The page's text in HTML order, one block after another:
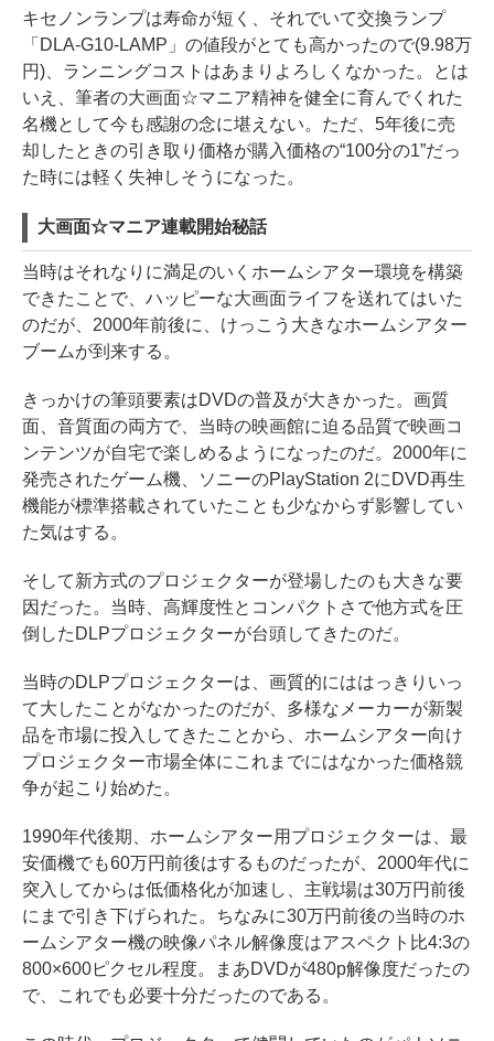
キセノンランプは寿命が短く、それでいて交換ランプ
「DLA-G10-LAMP」の値段がとても高かったので(9.98万
円)、ランニングコストはあまりよろしくなかった。とは
いえ、筆者の大画面☆マニア精神を健全に育んでくれた
名機として今も感謝の念に堪えない。ただ、5年後に売
却したときの引き取り価格が購入価格の“100分の1”だっ
た時には軽く失神しそうになった。
大画面☆マニア連載開始秘話
当時はそれなりに満足のいくホームシアター環境を構築
できたことで、ハッピーな大画面ライフを送れてはいた
のだが、2000年前後に、けっこう大きなホームシアター
ブームが到来する。
きっかけの筆頭要素はDVDの普及が大きかった。画質
面、音質面の両方で、当時の映画館に迫る品質で映画コ
ンテンツが自宅で楽しめるようになったのだ。2000年に
発売されたゲーム機、ソニーのPlayStation 2にDVD再生
機能が標準搭載されていたことも少なからず影響してい
た気はする。
そして新方式のプロジェクターが登場したのも大きな要
因だった。当時、高輝度性とコンパクトさで他方式を圧
倒したDLPプロジェクターが台頭してきたのだ。
当時のDLPプロジェクターは、画質的にははっきりいっ
て大したことがなかったのだが、多様なメーカーが新製
品を市場に投入してきたことから、ホームシアター向け
プロジェクター市場全体にこれまでにはなかった価格競
争が起こり始めた。
1990年代後期、ホームシアター用プロジェクターは、最
安価機でも60万円前後はするものだったが、2000年代に
突入してからは低価格化が加速し、主戦場は30万円前後
にまで引き下げられた。ちなみに30万円前後の当時のホ
ームシアター機の映像パネル解像度はアスペクト比4:3の
800×600ピクセル程度。まあDVDが480p解像度だったの
で、これでも必要十分だったのである。